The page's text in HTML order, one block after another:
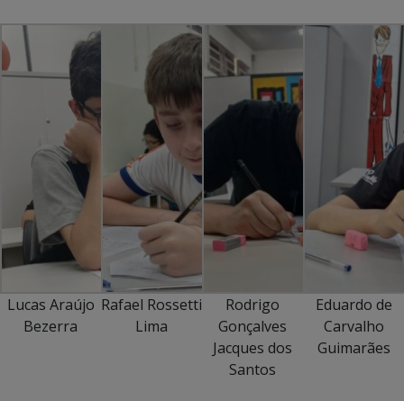
Lucas Araújo
Bezerra
Rafael Rossetti
Lima
Rodrigo
Gonçalves
Jacques dos
Santos
Eduardo de
Carvalho
Guimarães